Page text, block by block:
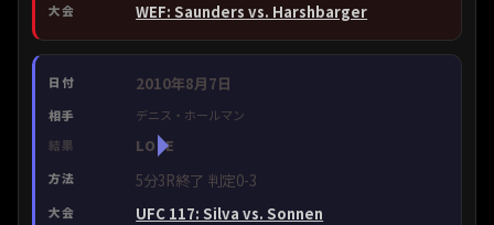
WEF: Saunders vs. Harshbarger
2010年8月7日
デニス・ホールマン
LOSE
5分3R終了 判定0-3
UFC 117: Silva vs. Sonnen